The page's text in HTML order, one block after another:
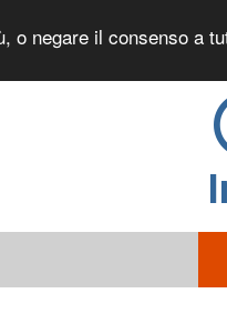
o negare il consenso a